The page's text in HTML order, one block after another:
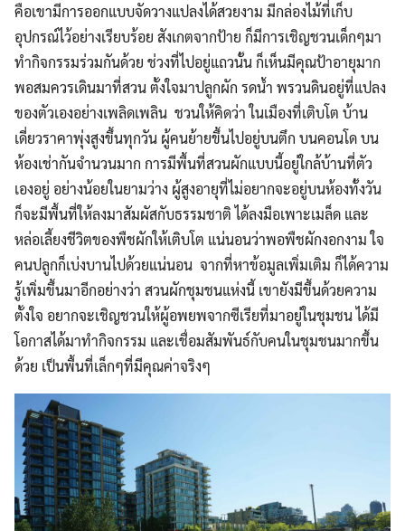
คือเขามีการออกแบบจัดวางแปลงได้สวยงาม มีกล่องไม้ที่เก็บ
อุปกรณ์ไว้อย่างเรียบร้อย สังเกตจากป้าย ก็มีการเชิญชวนเด็กๆมา
ทำกิจกรรมร่วมกันด้วย ช่วงที่ไปอยู่แถวนั้น ก็เห็นมีคุณป้าอายุมาก
พอสมควรเดินมาที่สวน ตั้งใจมาปลูกผัก รดน้ำ พรวนดินอยู่ที่แปลง
ของตัวเองอย่างเพลิดเพลิน ชวนให้คิดว่า ในเมืองที่เติบโต บ้าน
เดี่ยวราคาพุ่งสูงขึ้นทุกวัน ผู้คนย้ายขึ้นไปอยู่บนตึก บนคอนโด บน
ห้องเช่ากันจำนวนมาก การมีพื้นที่สวนผักแบบนี้อยู่ใกล้บ้านที่ตัว
เองอยู่ อย่างน้อยในยามว่าง ผู้สูงอายุที่ไม่อยากจะอยู่บนห้องทั้งวัน
ก็จะมีพื้นที่ให้ลงมาสัมผัสกับธรรมชาติ ได้ลงมือเพาะเมล็ด และ
หล่อเลี้ยงชีวิตของพืชผักให้เติบโต แน่นอนว่าพอพืชผักงอกงาม ใจ
คนปลูกก็เบ่งบานไปด้วยแน่นอน จากที่หาข้อมูลเพิ่มเติม ก็ได้ความ
รู้เพิ่มขึ้นมาอีกอย่างว่า สวนผักชุมชนแห่งนี้ เขายังมีขึ้นด้วยความ
ตั้งใจ อยากจะเชิญชวนให้ผู้อพยพจากซีเรียที่มาอยู่ในชุมชน ได้มี
โอกาสได้มาทำกิจกรรม และเชื่อมสัมพันธ์กับคนในชุมชนมากขึ้น
ด้วย เป็นพื้นที่เล็กๆที่มีคุณค่าจริงๆ